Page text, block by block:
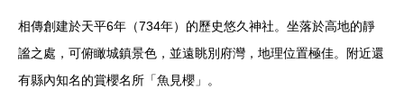
相傳創建於天平6年（734年）的歷史悠久神社。坐落於高地的靜
謐之處，可俯瞰城鎮景色，並遠眺別府灣，地理位置極佳。附近還
有縣內知名的賞櫻名所「魚見櫻」。